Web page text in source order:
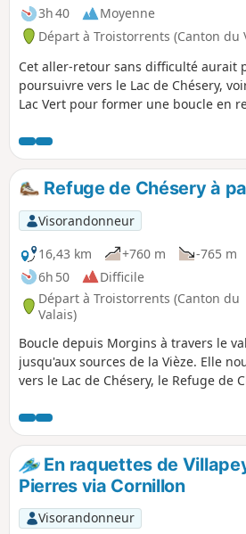
3h 40
Moyenne
Départ à Troistorrents (Canton du
Cet aller-retour sans difficulté aurait
poursuivre vers le Lac de Chésery,
Lac Vert pour former une boucle en
ont contraint à rebrousser chemin.
reste un beau parcours en bordure
torrent, agrémenté de plusieurs abris
bienvenus pour le pique-nique par
incertain.
Refuge de Chésery à
Visorandonneur
16,43 km
+760 m
-765 m
6h 50
Difficile
Départ à Troistorrents (Canton du
Valais)
Boucle depuis Morgins à travers le
jusqu'aux sources de la Vièze. Elle
vers le Lac de Chésery, le Refuge de
magnifiques : sources, cascades et
En raquettes de
Pierres via Cornillon
Visorandonneur